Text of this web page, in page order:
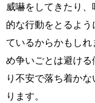
威嚇をしてきたり
的な行動をとるよ
ているからかもし
め争いごとは避け
り不安で落ち着か
ります。